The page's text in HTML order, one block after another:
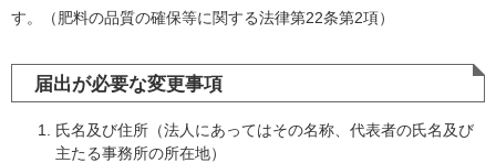
す。（肥料の品質の確保等に関する法律第22条第2項）
届出が必要な変更事項
氏名及び住所（法人にあってはその名称、代表者の氏名及び
主たる事務所の所在地）